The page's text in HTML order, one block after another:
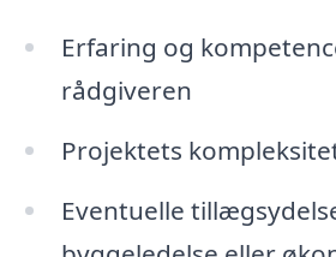
Erfaring og
rådgiveren
Projektets
Eventuelle